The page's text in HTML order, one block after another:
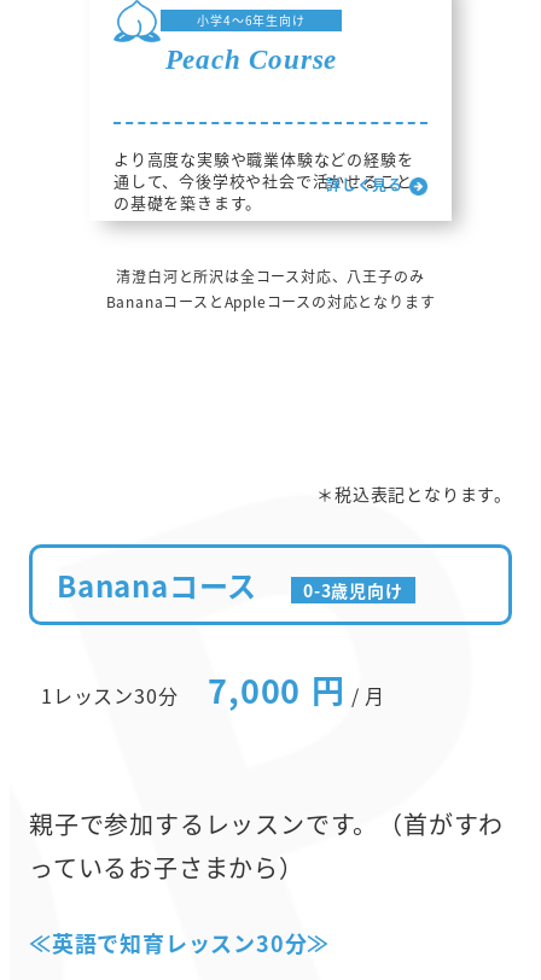
小学4～6年生向け
Peach Course
より高度な実験や職業体験などの経験を
通して、今後学校や社会で活かせること
の基礎を築きます。
詳しく見る
清澄白河と所沢は全コース対応、八王子のみ
BananaコースとAppleコースの対応となります
＊税込表記となります。
Bananaコース 0-3歳児向け
1レッスン30分 7,000 円 / 月
親子で参加するレッスンです。（首がすわ
っているお子さまから）
≪英語で知育レッスン30分≫